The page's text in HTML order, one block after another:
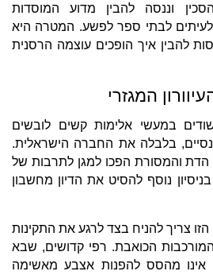
וננסה להבין מדוע המוסדות
לבתי ספר לפשע. המטרה היא
להבין איך הופכים עוצמה הרסנית
המגזרי
במעשי אלימות קשים לובשים
בלבלה את החברה הישראלית.
והמסורת הפכו למגן לתרבות של
נוסף להסיט את הדיון מחשבון
צריך להניח בצד לרגע את התקינות
הכואבת. רפי קדושים, שבא
אינו מהסס להפנות אצבע מאשימה